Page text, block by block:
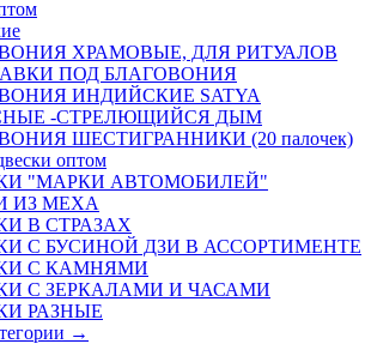
ХРАМОВЫЕ, ДЛЯ РИТУАЛОВ
ПОД БЛАГОВОНИЯ
ИНДИЙСКИЕ SATYA
-СТРЕЛЮЩИЙСЯ ДЫМ
ШЕСТИГРАННИКИ (20 палочек)
оптом
"МАРКИ АВТОМОБИЛЕЙ"
ИЗ МЕХА
В СТРАЗАХ
С БУСИНОЙ ДЗИ В АССОРТИМЕНТЕ
С КАМНЯМИ
С ЗЕРКАЛАМИ И ЧАСАМИ
РАЗНЫЕ
→